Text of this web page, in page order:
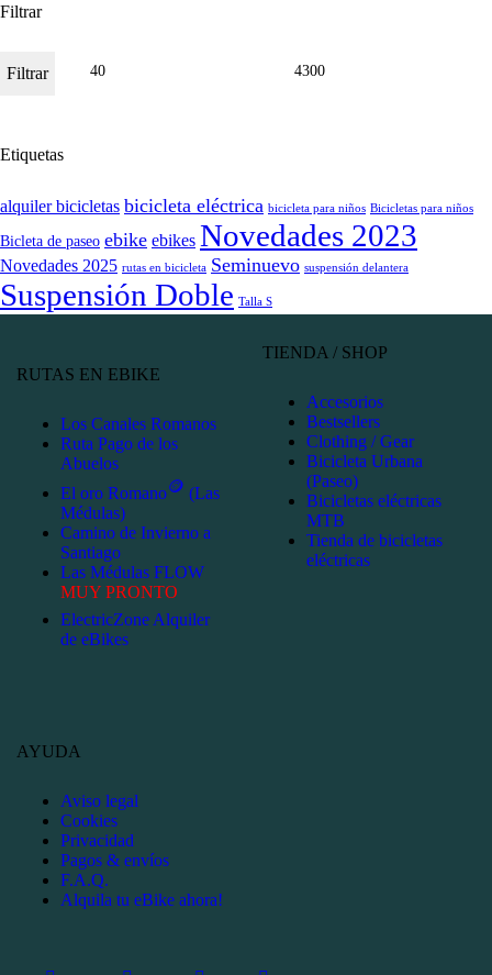
Filtrar
Filtrar
Etiquetas
alquiler bicicletas bicicleta eléctrica bicicleta para niños Bicicletas para niños
Bicleta de paseo ebike ebikes Novedades 2023
Novedades 2025 rutas en bicicleta Seminuevo suspensión delantera
Suspensión Doble Talla S
RUTAS EN EBIKE
Los Canales Romanos
Ruta Pago de los
Abuelos
El oro Romano🪙 (Las
Médulas)
Camino de Invierno a
Santiago
Las Médulas FLOW
MUY PRONTO
ElectricZone Alquiler
de eBikes
TIENDA / SHOP
Accesorios
Bestsellers
Clothing / Gear
Bicicleta Urbana
(Paseo)
Bicicletas eléctricas
MTB
Tienda de bicicletas
eléctricas
AYUDA
Aviso legal
Cookies
Privacidad
Pagos & envíos
F.A.Q.
Alquila tu eBike ahora!